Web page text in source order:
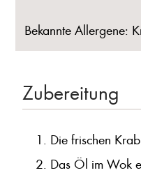
Bekannte Allergene:
Zubereitung
Die frischen
Das Öl im Wok